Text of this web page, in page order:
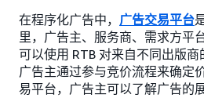
在程序化广告中， 广告交易平台
里，广告主、服务商、需求方平
可以使用 RTB 对来自不同出版商
广告主通过参与竞价流程来确定
易平台，广告主可以了解广告的